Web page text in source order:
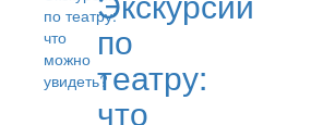
по
театру:
что